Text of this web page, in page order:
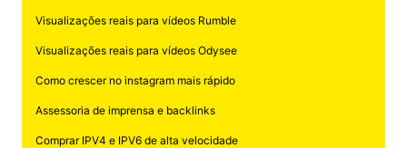
Visualizações reais para vídeos Rumble
Visualizações reais para vídeos Odysee
Como crescer no instagram mais rápido
Assessoria de imprensa e backlinks
Comprar IPV4 e IPV6 de alta velocidade